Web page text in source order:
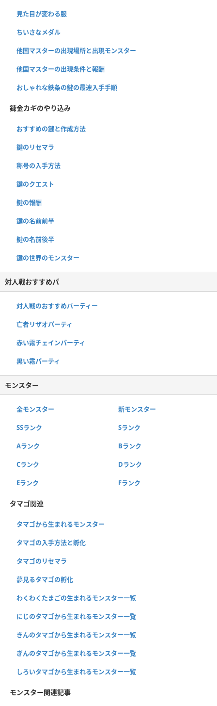
見た目が変わる服
ちいさなメダル
他国マスターの出現場所と出現モンスター
他国マスターの出現条件と報酬
おしゃれな鉄条の鍵の最速入手手順
錬金カギのやり込み
おすすめの鍵と作成方法
鍵のリセマラ
称号の入手方法
鍵のクエスト
鍵の報酬
鍵の名前前半
鍵の名前後半
鍵の世界のモンスター
対人戦おすすめパ
対人戦のおすすめパーティー
亡者リザオパーティ
赤い霧チェインパーティ
黒い霧パーティ
モンスター
全モンスター 新モンスター
SSランク Sランク
Aランク Bランク
Cランク Dランク
Eランク Fランク
タマゴ関連
タマゴから生まれるモンスター
タマゴの入手方法と孵化
タマゴのリセマラ
夢見るタマゴの孵化
わくわくたまごの生まれるモンスター一覧
にじのタマゴから生まれるモンスター一覧
きんのタマゴから生まれるモンスター一覧
ぎんのタマゴから生まれるモンスター一覧
しろいタマゴから生まれるモンスター一覧
モンスター関連記事